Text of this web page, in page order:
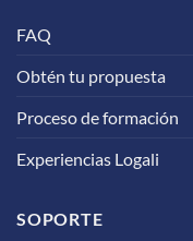
FAQ
Obtén tu propuesta
Proceso de formación
Experiencias Logali
SOPORTE